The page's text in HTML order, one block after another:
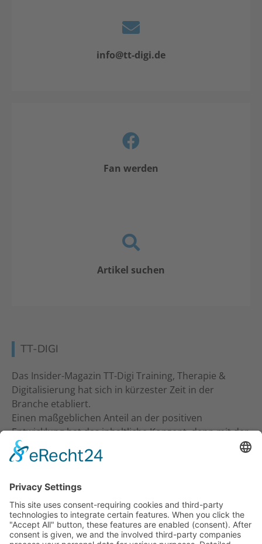
info@tt-digi.de
Fan werden
Artikel suchen
TT-DIGI
Das Insider-Magazin TT-Digi Training, Therapie &
Digitalisierung hat sich in kürzester Zeit in der
Branche etabliert.
Einen maßgeblichen Anteil an der positiven
Entwicklung hat das inhaltliche Konzept, denn mit der
inhaltlichen Ansprache an Studio-Inhaber, Trainer &
Therapeuten wurde ein neuer Standard gesetzt. Ein
KONTAKT
Verlag für Prävention & Gesundheit GmbH
Waldseestraße 27